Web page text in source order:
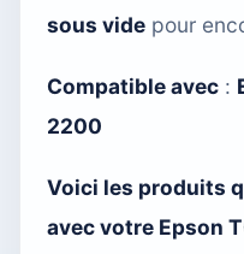
sous vide pour
Compatible avec :
2200
Voici les produits
avec votre Epson